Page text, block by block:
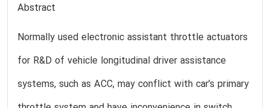
Abstract
Normally used electronic assistant throttle actuators
for R&D of vehicle longitudinal driver assistance
systems, such as ACC, may conflict with car’s primary